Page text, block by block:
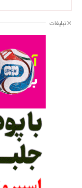
تبلیغات